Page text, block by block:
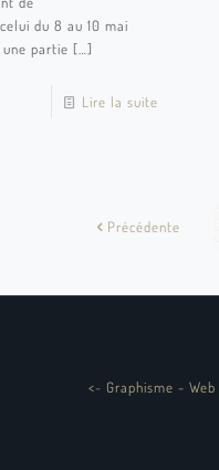
du 8 au 10 mai
partie […]
Lire la suite
Précédente
<- Graphisme -